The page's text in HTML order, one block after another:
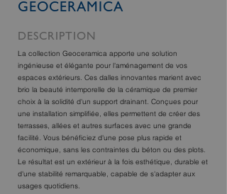
GEOCERAMICA
DESCRIPTION
La collection Geoceramica apporte une solution
ingénieuse et élégante pour l'aménagement de vos
espaces extérieurs. Ces dalles innovantes marient avec
brio la beauté intemporelle de la céramique de premier
choix à la solidité d'un support drainant. Conçues pour
une installation simplifiée, elles permettent de créer des
terrasses, allées et autres surfaces avec une grande
facilité. Vous bénéficiez d'une pose plus rapide et
économique, sans les contraintes du béton ou des plots.
Le résultat est un extérieur à la fois esthétique, durable et
d'une stabilité remarquable, capable de s'adapter aux
usages quotidiens.